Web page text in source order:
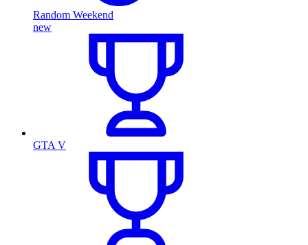
Random Weekend
new
GTA V